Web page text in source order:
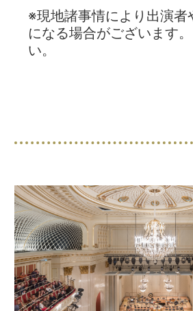
※現地諸事情により出演者
になる場合がございます
い。